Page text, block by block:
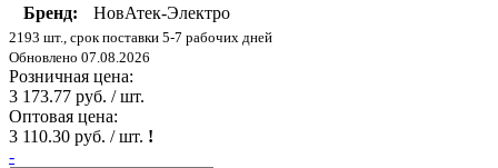
Бренд:
НовАтек-Электро
2193 шт., срок поставки 5-7 рабочих дней
Обновлено 07.08.2026
Розничная цена:
3 173.77 руб. / шт.
Оптовая цена:
3 110.30 руб. / шт. !
-